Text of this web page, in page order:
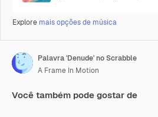
Explore mais opções de música
Palavra 'Denude' no Scrabble
A Frame In Motion
Você também pode gostar de